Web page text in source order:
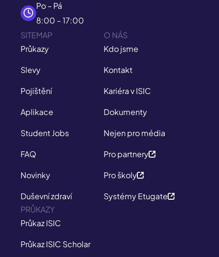
Po – Pá
8:00 – 17:00
SITEMAP
Průkazy
Slevy
Pojištění
Aplikace
Student Jobs
FAQ
Novinky
Duševní zdraví
O NÁS
Kdo jsme
Kontakt
Kariéra v ISIC
Dokumenty
Nejen pro média
Pro partnery
Pro školy
Systémy Etugate
PRŮKAZY
Průkaz ISIC
Průkaz ISIC Scholar